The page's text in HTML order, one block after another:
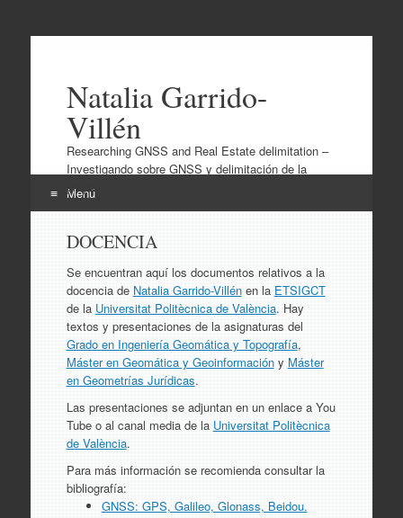
Natalia Garrido-
Villén
Researching GNSS and Real Estate delimitation –
Investigando sobre GNSS y delimitación de la
propiedad
Menú
contenido
DOCENCIA
Se encuentran aquí los documentos relativos a la
docencia de Natalia Garrido-Villénen la ETSIGCT
de la Universitat Politècnica de València. Hay
textos y presentaciones de la asignaturas del
Grado en Ingeniería Geomática y Topografía,
Máster en Geomática y Geoinformacióny Máster
en Geometrías Jurídicas.
Las presentaciones se adjuntan en un enlace a You
Tube o al canal media de la Universitat Politècnica
de València.
Para más información se recomienda consultar la
bibliografía:
GNSS: GPS, Galileo, Glonass, Beidou.